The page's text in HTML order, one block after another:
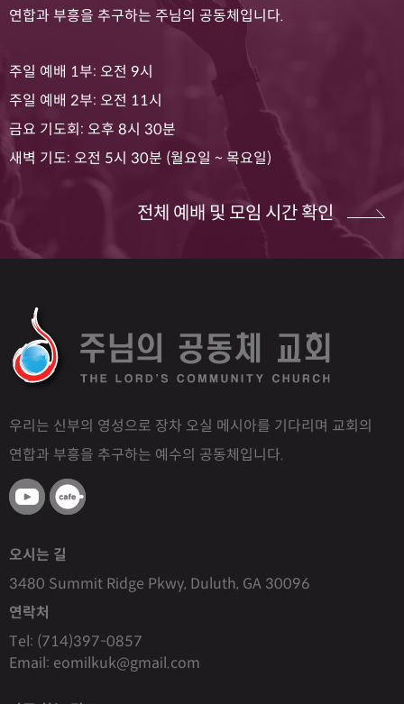
연합과 부흥을 추구하는 주님의 공동체입니다.
주일 예배 1부: 오전 9시
주일 예배 2부: 오전 11시
금요 기도회: 오후 8시 30분
새벽 기도: 오전 5시 30분 (월요일 ~ 목요일)
전체 예배 및 모임 시간 확인
우리는 신부의 영성으로 장차 오실 메시아를 기다리며 교회의
연합과 부흥을 추구하는 예수의 공동체입니다.
오시는 길
3480 Summit Ridge Pkwy, Duluth, GA 30096
연락처
Tel: (714)397-0857
Email: eomilkuk@gmail.com